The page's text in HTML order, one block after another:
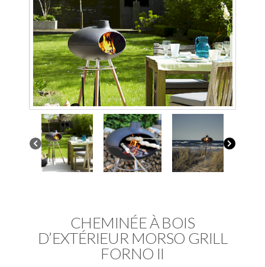
CHEMINÉE À BOIS
D’EXTÉRIEUR MORSO GRILL
FORNO II